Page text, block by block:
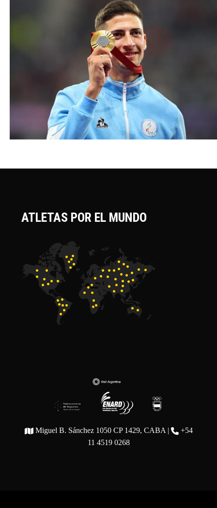
ATLETAS POR EL MUNDO
Miguel B. Sánchez 1050 CP 1429, CABA |
+54
11 4519 0268